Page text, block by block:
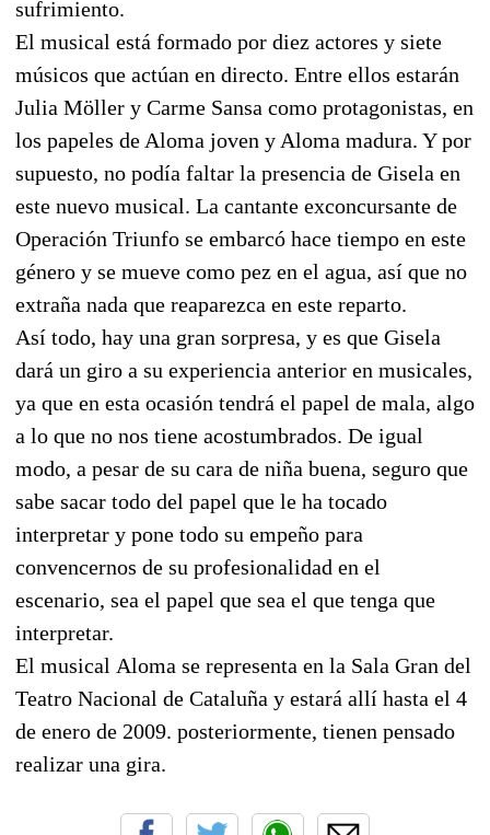
sufrimiento.
El musical está formado por diez actores y siete
músicos que actúan en directo. Entre ellos estarán
Julia Möller y Carme Sansa como protagonistas, en
los papeles de Aloma joven y Aloma madura. Y por
supuesto, no podía faltar la presencia de Gisela en
este nuevo musical. La cantante exconcursante de
Operación Triunfo se embarcó hace tiempo en este
género y se mueve como pez en el agua, así que no
extraña nada que reaparezca en este reparto.
Así todo, hay una gran sorpresa, y es que Gisela
dará un giro a su experiencia anterior en musicales,
ya que en esta ocasión tendrá el papel de mala, algo
a lo que no nos tiene acostumbrados. De igual
modo, a pesar de su cara de niña buena, seguro que
sabe sacar todo del papel que le ha tocado
interpretar y pone todo su empeño para
convencernos de su profesionalidad en el
escenario, sea el papel que sea el que tenga que
interpretar.
El musical Aloma se representa en la Sala Gran del
Teatro Nacional de Cataluña y estará allí hasta el 4
de enero de 2009. posteriormente, tienen pensado
realizar una gira.